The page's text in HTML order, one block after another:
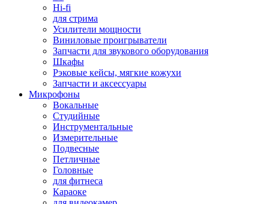
Hi-fi
для стрима
Усилители мощности
Виниловые проигрыватели
Запчасти для звукового оборудования
Шкафы
Рэковые кейсы, мягкие кожухи
Запчасти и аксессуары
Микрофоны
Вокальные
Студийные
Инструментальные
Измерительные
Подвесные
Петличные
Головные
для фитнеса
Караоке